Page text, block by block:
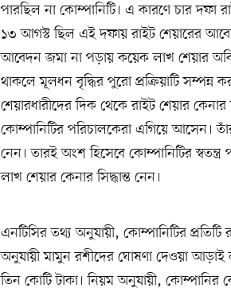
পারছিল না কোম্পানিটি। এ কারণে চার দফা
১৩ আগস্ট ছিল এই দফায় রাইট শেয়ারের
আবেদন জমা না পড়ায় কয়েক লাখ শেয়ার
থাকলে মূলধন বৃদ্ধির পুরো প্রক্রিয়াটি সম্পন্ন
শেয়ারধারীদের দিক থেকে রাইট শেয়ার
কোম্পানিটির পরিচালকেরা এগিয়ে আসেন।
নেন। তারই অংশ হিসেবে কোম্পানিটির
লাখ শেয়ার কেনার সিদ্ধান্ত নেন।
এনটিসির তথ্য অনুযায়ী, কোম্পানিটির
অনুযায়ী মামুন রশীদের ঘোষণা দেওয়া আড়াই
তিন কোটি টাকা। নিয়ম অনুযায়ী, কোম্পানির